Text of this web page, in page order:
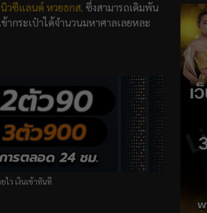
วซีแลนด์ หวยธกส. ซึ่งสามารถเดิมพัน
ากระเป๋าได้จำนวนมหาศาลเลยหละ
ไว เงินเข้าทันที